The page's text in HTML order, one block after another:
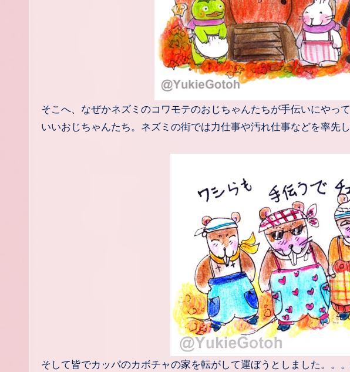
そこへ、なぜかネズミのコワモテのおじちゃんたちが手伝いにやっ
いいおじちゃんたち。ネズミの街では力仕事や汚れ仕事などを率先
そして皆でカッパのカボチャの家を転がして運ぼうとしました。。